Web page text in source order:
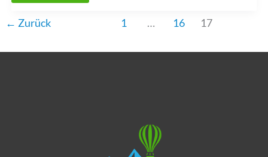
Keine
Lebensmittel
← Zurück 1 … 16 17